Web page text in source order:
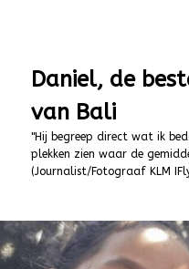
primaire
inhoudDaniel, de
van Bali
"Hij begreep direct wat ik
plekken zien waar de
(Journalist/Fotograaf KLM